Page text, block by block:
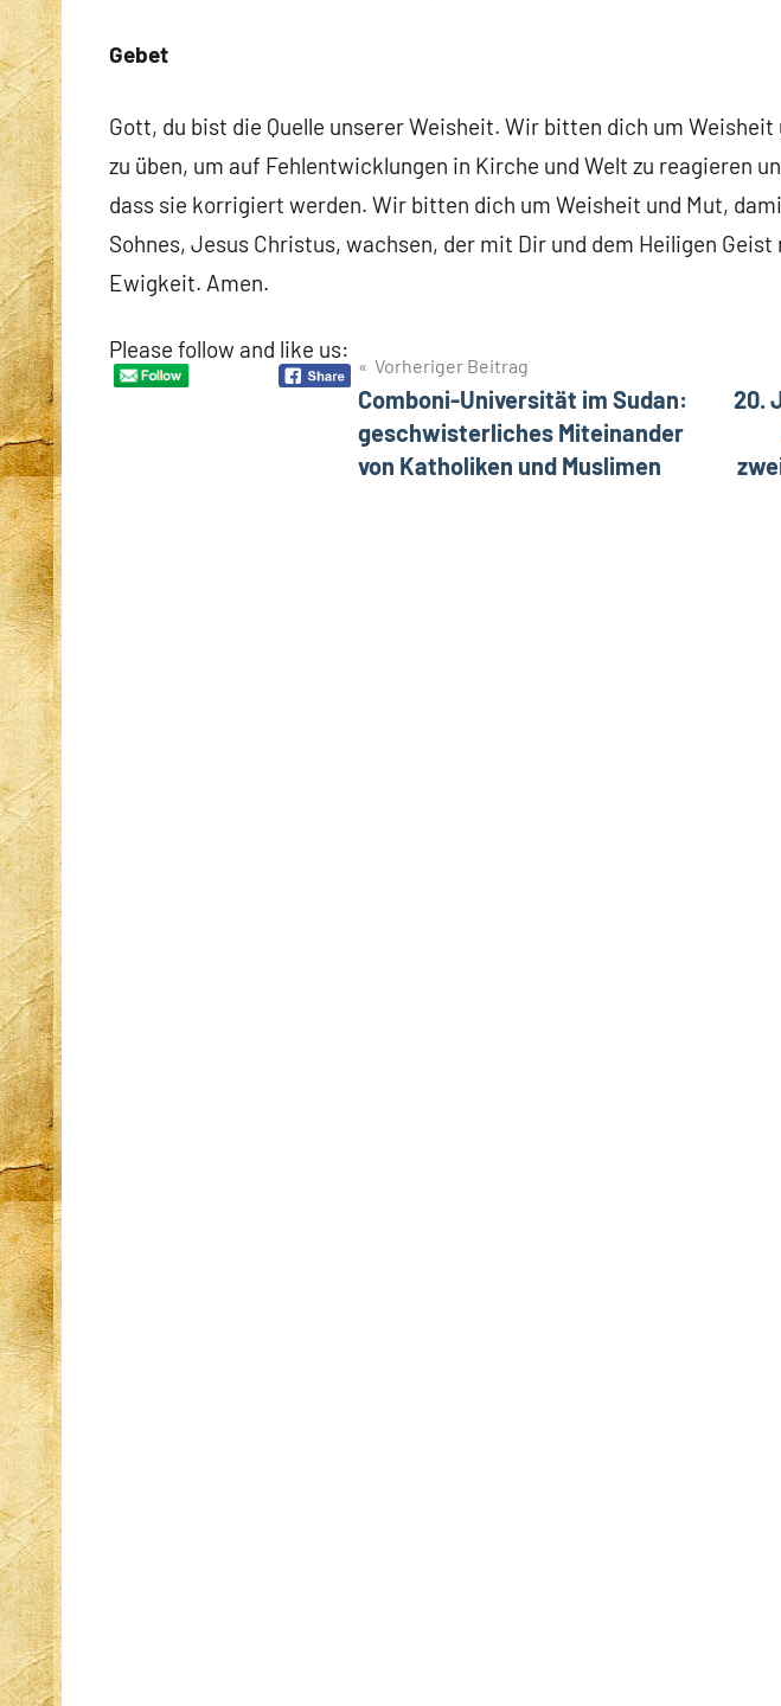
Gebet
Gott, du bist die Quelle unserer Weisheit. Wir bitten dich um
zu üben, um auf Fehlentwicklungen in Kirche und Welt zu reagieren
dass sie korrigiert werden. Wir bitten dich um Weisheit und Mut,
Sohnes, Jesus Christus, wachsen, der mit Dir und dem Heiligen
Ewigkeit. Amen.
Please follow and like us:
BeitragsnavigationVorheriger Beitrag
Comboni-Universität im Sudan:
geschwisterliches Miteinander
von Katholiken und Muslimen
20.